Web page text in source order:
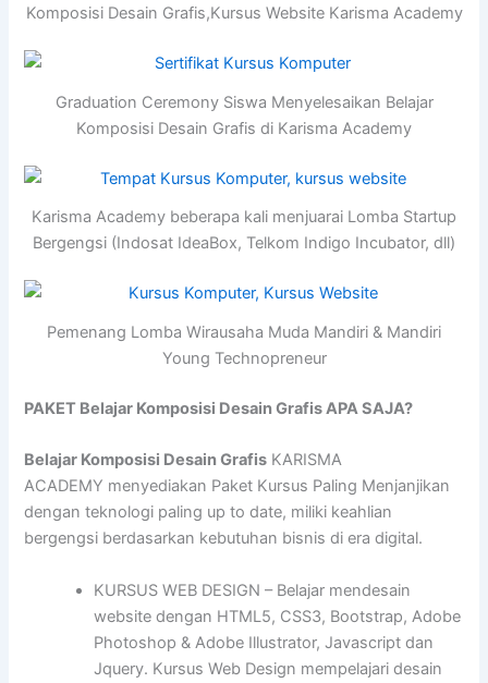
Komposisi Desain Grafis,Kursus Website Karisma Academy
Graduation Ceremony Siswa Menyelesaikan Belajar
Komposisi Desain Grafis di Karisma Academy
Karisma Academy beberapa kali menjuarai Lomba Startup
Bergengsi (Indosat IdeaBox, Telkom Indigo Incubator, dll)
Pemenang Lomba Wirausaha Muda Mandiri & Mandiri
Young Technopreneur
PAKET Belajar Komposisi Desain Grafis APA SAJA?
Belajar Komposisi Desain Grafis KARISMA
ACADEMY menyediakan Paket Kursus Paling Menjanjikan
dengan teknologi paling up to date, miliki keahlian
bergengsi berdasarkan kebutuhan bisnis di era digital.
KURSUS WEB DESIGN – Belajar mendesain
website dengan HTML5, CSS3, Bootstrap, Adobe
Photoshop & Adobe Illustrator, Javascript dan
Jquery. Kursus Web Design mempelajari desain